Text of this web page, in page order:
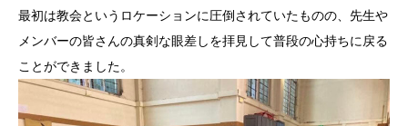
最初は教会というロケーションに圧倒されていたものの、先生や
メ ンバーの皆さんの真剣な眼差しを拝見して普段の心持ちに戻る
ことができました。